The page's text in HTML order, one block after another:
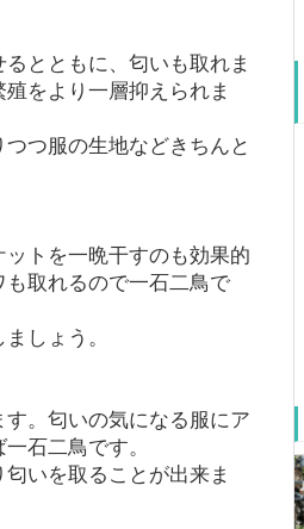
とともに、匂いも取れま
をより一層抑えられま
つ服の生地などきちんと
トを一晩干すのも効果的
取れるので一石二鳥で
しょう。
。匂いの気になる服にア
石二鳥です。
いを取ることが出来ま